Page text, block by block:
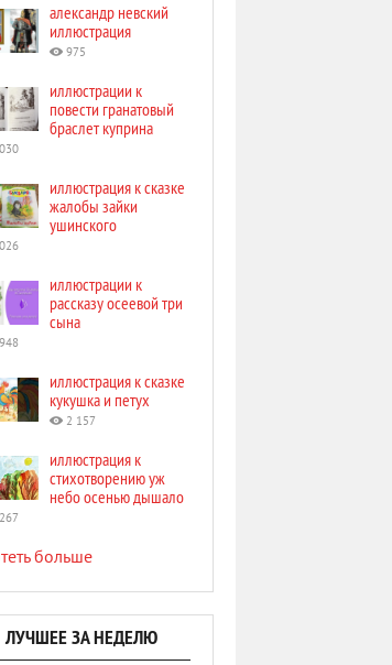
александр невский
иллюстрация
975
иллюстрации к
повести гранатовый
браслет куприна
иллюстрация к сказке
жалобы зайки
ушинского
иллюстрации к
рассказу осеевой три
сына
иллюстрация к сказке
кукушка и петух
2 157
иллюстрация к
стихотворению уж
небо осенью дышало
больше
ЛУЧШЕЕ ЗА НЕДЕЛЮ